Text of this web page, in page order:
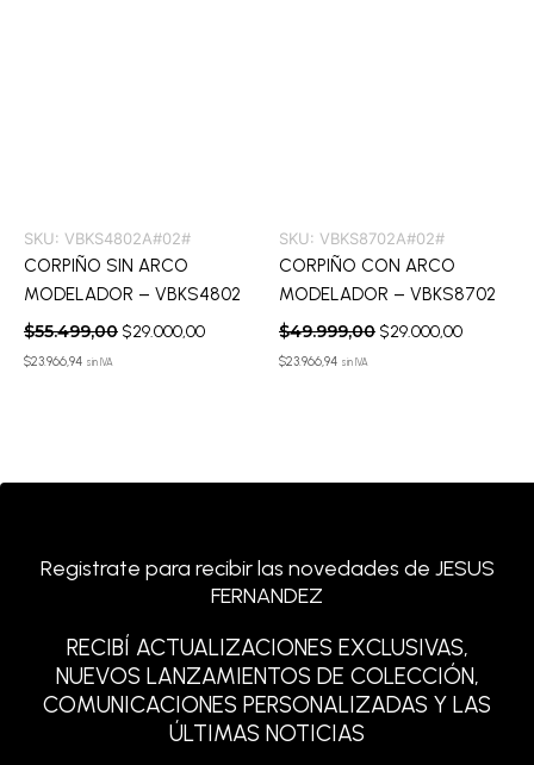
SKU: VBKS4802A#02#
CORPIÑO SIN ARCO
MODELADOR – VBKS4802
$55.499,00 $29.000,00
$23.966,94 sin IVA
SKU: VBKS8702A#02#
CORPIÑO CON ARCO
MODELADOR – VBKS8702
$49.999,00 $29.000,00
$23.966,94 sin IVA
Registrate para recibir las novedades de JESUS
FERNANDEZ
RECIBÍ ACTUALIZACIONES EXCLUSIVAS,
NUEVOS LANZAMIENTOS DE COLECCIÓN,
COMUNICACIONES PERSONALIZADAS Y LAS
ÚLTIMAS NOTICIAS